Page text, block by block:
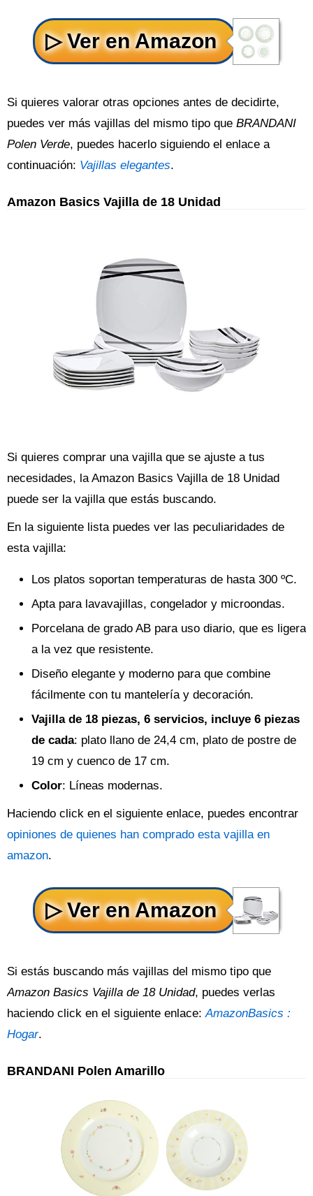
Si quieres valorar otras opciones antes de decidirte,
puedes ver más vajillas del mismo tipo que BRANDANI
Polen Verde, puedes hacerlo siguiendo el enlace a
continuación: Vajillas elegantes.
Amazon Basics Vajilla de 18 Unidad
Si quieres comprar una vajilla que se ajuste a tus
necesidades, la Amazon Basics Vajilla de 18 Unidad
puede ser la vajilla que estás buscando.
En la siguiente lista puedes ver las peculiaridades de
esta vajilla:
Los platos soportan temperaturas de hasta 300 ºC.
Apta para lavavajillas, congelador y microondas.
Porcelana de grado AB para uso diario, que es ligera
a la vez que resistente.
Diseño elegante y moderno para que combine
fácilmente con tu mantelería y decoración.
Vajilla de 18 piezas, 6 servicios, incluye 6 piezas
de cada: plato llano de 24,4 cm, plato de postre de
19 cm y cuenco de 17 cm.
Color: Líneas modernas.
Haciendo click en el siguiente enlace, puedes encontrar
opiniones de quienes han comprado esta vajilla en
amazon.
Si estás buscando más vajillas del mismo tipo que
Amazon Basics Vajilla de 18 Unidad, puedes verlas
haciendo click en el siguiente enlace: AmazonBasics :
Hogar.
BRANDANI Polen Amarillo